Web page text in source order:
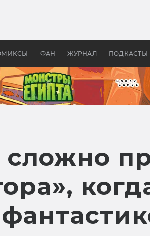
ФАН ЖУРНАЛ ПОДКАСТЫ
бы «Властелина колец»